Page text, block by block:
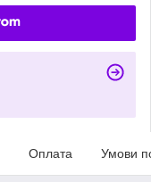
Оплата Умови